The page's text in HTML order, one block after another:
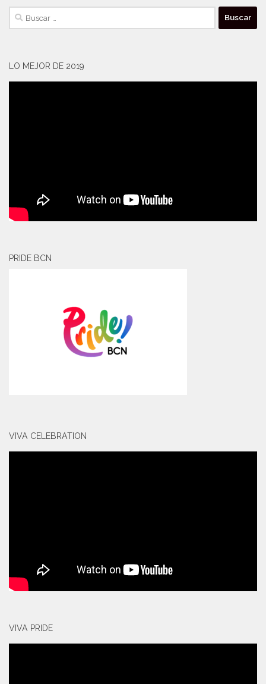
Buscar:
LO MEJOR DE 2019
PRIDE BCN
VIVA CELEBRATION
VIVA PRIDE